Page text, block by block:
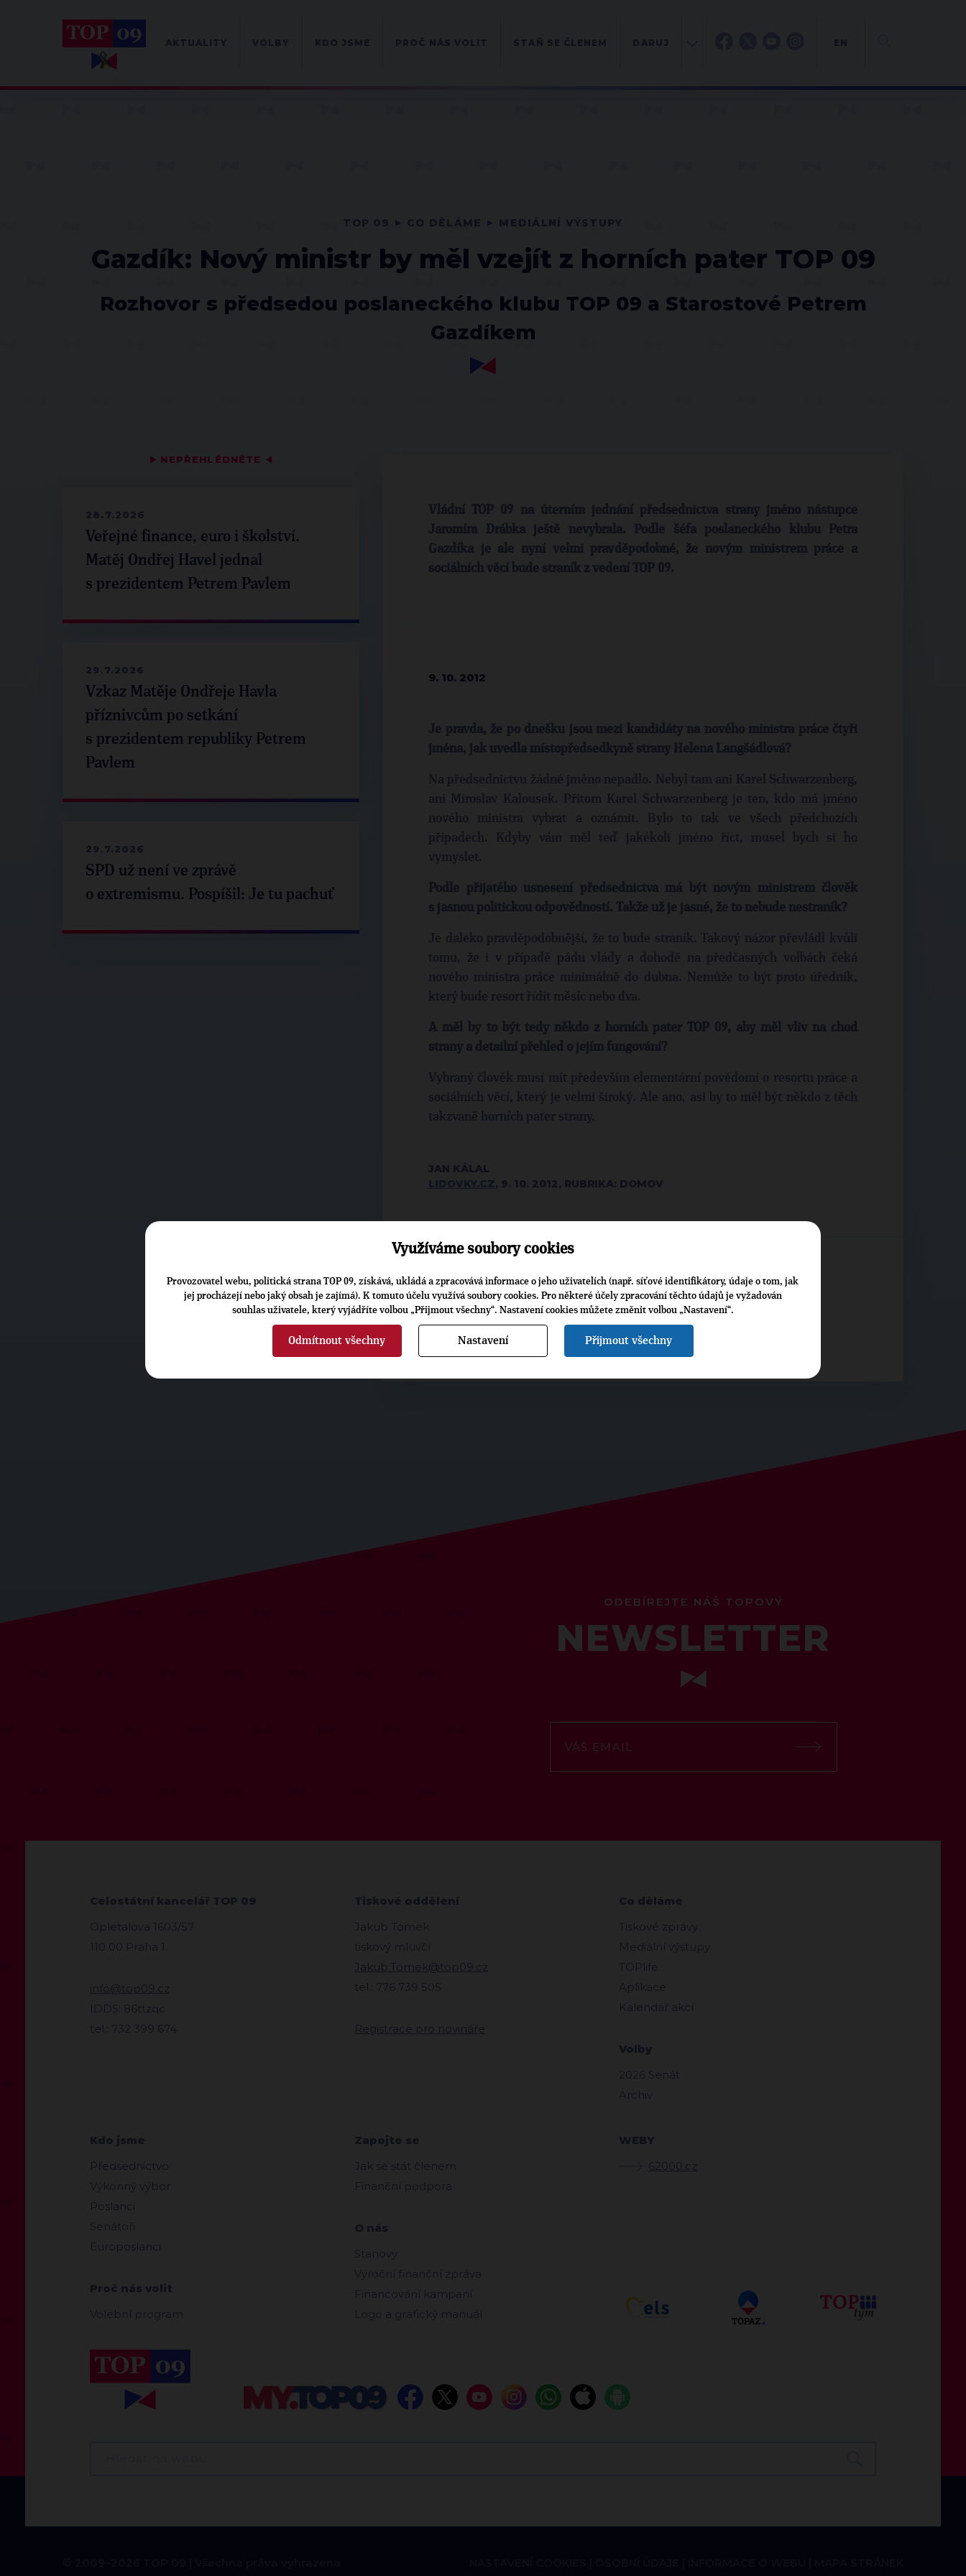
Gazdík: Nový ministr by měl vzejít z horních pater TOP 09
Rozhovor s předsedou poslaneckého klubu TOP 09 a Starostové Petrem
Gazdíkem
▶ NEPŘEHLÉDNĚTE ◀
28.7.2026
Veřejné finance, euro i školství.
Matěj Ondřej Havel jednal
s prezidentem Petrem Pavlem
29.7.2026
Vzkaz Matěje Ondřeje Havla
příznivcům po setkání
s prezidentem republiky Petrem
Pavlem
29.7.2026
SPD už není ve zprávě
o extremismu. Pospíšil: Je tu pachuť
Vládní TOP 09 na úterním jednání předsednictva strany jméno nástupce
Jaromíra Drábka ještě nevybrala. Podle šéfa poslaneckého klubu Petra
Gazdíka je ale nyní velmi pravděpodobné, že novým ministrem práce a
sociálních věcí bude straník z vedení TOP 09.
9. 10. 2012
Je pravda, že po dnešku jsou mezi kandidáty na nového ministra práce čtyři
jména, jak uvedla místopředsedkyně strany Helena Langšádlová?
Na předsednictvu žádné jméno nepadlo. Nebyl tam ani Karel Schwarzenberg,
ani Miroslav Kalousek. Přitom Karel Schwarzenberg je ten, kdo má jméno
nového ministra vybrat a oznámit. Bylo to tak ve všech předchozích
případech. Kdyby vám měl teď jakékoli jméno říct, musel bych si ho
vymyslet.
Podle přijatého usnesení předsednictva má být novým ministrem člověk
s jasnou politickou odpovědností. Takže už je jasné, že to nebude nestraník?
Je daleko pravděpodobnější, že to bude straník. Takový názor převládl kvůli
tomu, že i v případě pádu vlády a dohodě na předčasných volbách čeká
nového ministra práce minimálně do dubna. Nemůže to být proto úředník,
který bude resort řídit měsíc nebo dva.
A měl by to být tedy někdo z horních pater TOP 09, aby měl vliv na chod
strany a detailní přehled o jejím fungování?
Vybraný člověk musí mít především elementární povědomí o resortu práce a
sociálních věcí, který je velmi široký. Ale ano, asi by to měl být někdo z těch
takzvaně horních pater strany.
JAN KÁLAL
, 9. 10. 2012, RUBRIKA: DOMOV
▶ ŠTÍTKY ◀
Volby:2012 zastupitelstva krajů-Zlínský
ODEBÍREJTE NÁŠ TOPOVÝ
NEWSLETTER
Celostátní kancelář TOP 09
Opletalova 1603/57
110 00 Praha 1
info@top09.cz
IDDS: 86ttzqc
tel.: 732 399 674
Tiskové oddělení
Jakub Tomek
tiskový mluvčí
Jakub.Tomek@top09.cz
tel.: 776 739 505
Registrace pro novináře
Co děláme
Tiskové zprávy
Mediální výstupy
TOPlife
Aplikace
Kalendář akcí
Volby
2026 Senát
Archiv
Kdo jsme
Předsednictvo
Výkonný výbor
Poslanci
Senátoři
Europoslanci
Proč nás volit
Volební program
Zapojte se
Jak se stát členem
Finanční podpora
O nás
Stanovy
Výroční finanční zpráva
Financování kampaní
Logo a grafický manuál
WEBY
62000.cz
Využíváme soubory cookies
Provozovatel webu, politická strana TOP 09, získává, ukládá a zpracovává informace o jeho uživatelích (např. síťové identifikátory, údaje o tom, jak
jej procházejí nebo jaký obsah je zajímá). K tomuto účelu využívá soubory cookies. Pro některé účely zpracování těchto údajů je vyžadován
souhlas uživatele, který vyjádříte volbou „Přijmout všechny“. Nastavení cookies můžete změnit volbou „Nastavení“.
Odmítnout všechny Nastavení Přijmout všechny